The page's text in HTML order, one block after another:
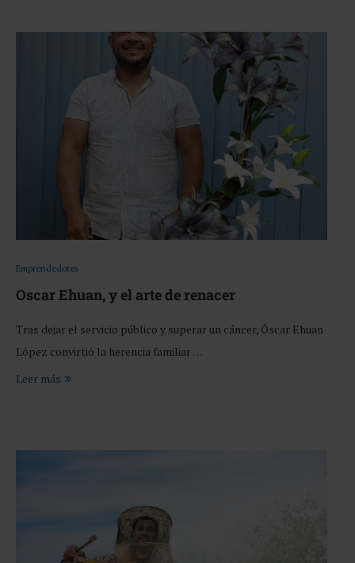
Emprendedores
Oscar Ehuan, y el arte de renacer
Tras dejar el servicio público y superar un cáncer, Óscar Ehuan
López convirtió la herencia familiar …
Leer más